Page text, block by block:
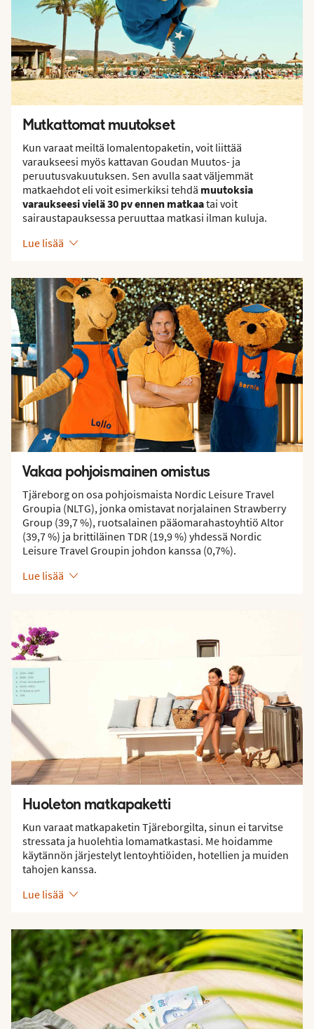
Mutkattomat muutokset
Kun varaat meiltä lomalentopaketin, voit liittää
varaukseesi myös kattavan Goudan Muutos- ja
peruutusvakuutuksen. Sen avulla saat väljemmät
matkaehdot eli voit esimerkiksi tehdä muutoksia
varaukseesi vielä 30 pv ennen matkaatai voit
sairaustapauksessa peruuttaa matkasi ilman kuluja.
Lue lisää
Vakaa pohjoismainen omistus
Tjäreborg on osa pohjoismaista Nordic Leisure Travel
Groupia (NLTG), jonka omistavat norjalainen Strawberry
Group (39,7 %), ruotsalainen pääomarahastoyhtiö Altor
(39,7 %) ja brittiläinen TDR (19,9 %) yhdessä Nordic
Leisure Travel Groupin johdon kanssa (0,7%).
Lue lisää
Huoleton matkapaketti
Kun varaat matkapaketin Tjäreborgilta, sinun ei tarvitse
stressata ja huolehtia lomamatkastasi. Me hoidamme
käytännön järjestelyt lentoyhtiöiden, hotellien ja muiden
tahojen kanssa.
Lue lisää